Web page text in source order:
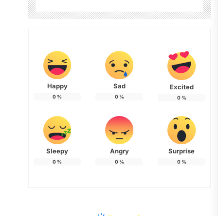
Happy
0 %
Sad
0%
Excited
0%
Sleepy
0 %
Angry
0%
Surprise
0%